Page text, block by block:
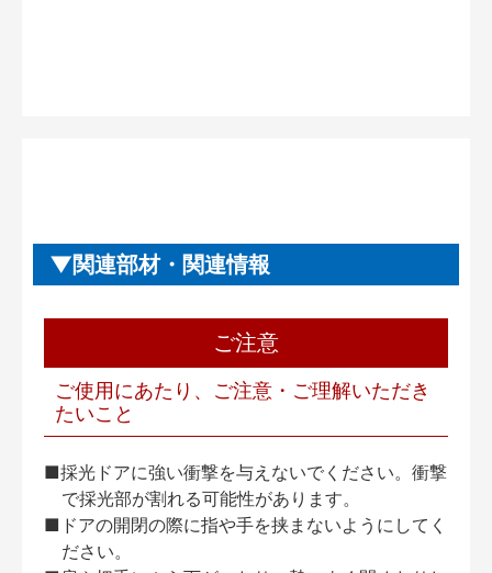
関連部材・関連情報
ご注意
ご使用にあたり、ご注意・ご理解いただき
たいこと
■採光ドアに強い衝撃を与えないでください。衝撃
で採光部が割れる可能性があります。
■ドアの開閉の際に指や手を挟まないようにしてく
ださい。